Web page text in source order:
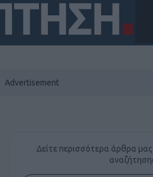
Δείτε περισσότερα άρθρα